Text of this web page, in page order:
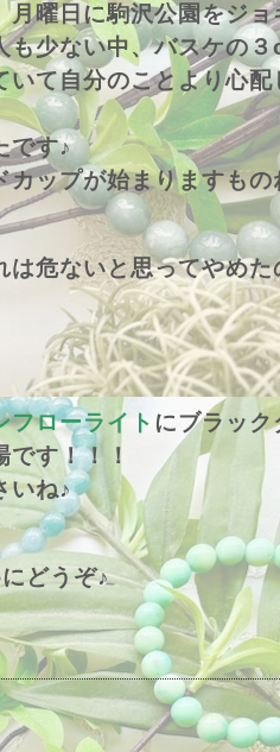
月曜日に駒沢公園をジョ
も少ない中、バスケの
いて自分のことより心配
です♪
カップが始まりますもの
は危ないと思ってやめた
フローライト にブラック
す！！！
いね♪
どうぞ♪